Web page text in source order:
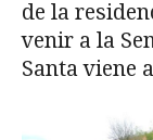
de la
venir a la
Santa viene